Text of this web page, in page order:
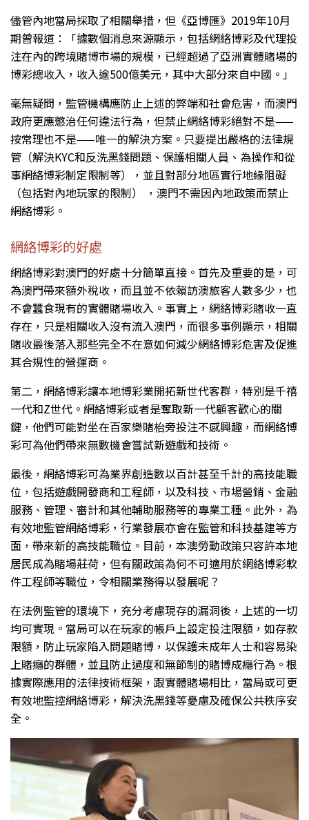
儘管內地當局採取了相關舉措，但《亞博匯》2019年10月
期曾報道：「據數個消息來源顯示，包括網絡博彩及代理投
注在內的跨境賭博市場的規模，已經超過了亞洲實體賭場的
博彩總收入，收入逾500億美元，其中大部分來自中國。」
毫無疑問，監管機構應防止上述的弊端和社會危害，而澳門
政府更應懲治任何違法行為，但禁止網絡博彩絕對不是——
按常理也不是——唯一的解決方案。只要提出嚴格的法律規
管（解決KYC和反洗黑錢問題、保護相關人員、為操作和從
事網絡博彩制定限制等），並且對部分地區實行地緣阻礙
（包括對內地玩家的限制） ，澳門不需因內地政策而禁止
網絡博彩。
網絡博彩的好處
網絡博彩對澳門的好處十分簡單直接。首先及重要的是，可
為澳門帶來額外稅收，而且並不依賴訪澳旅客人數多少，也
不會蠶食現有的實體賭場收入。事實上，網絡博彩賭收一直
存在，只是相關收入沒有流入澳門，而很多事例顯示，相關
賭收最後落入那些完全不在意如何減少網絡博彩危害及促進
其合規性的營運商。
第二，網絡博彩讓本地博彩業開拓新世代客群，特別是千禧
一代和Z世代。網絡博彩或者是奪取新一代顧客歡心的關
鍵，他們可能對坐在百家樂賭枱旁投注不感興趣，而網絡博
彩可為他們帶來無數機會嘗試新遊戲和技術。
最後，網絡博彩可為業界創造數以百計甚至千計的高技能職
位，包括遊戲開發商和工程師，以及科技、市場營銷、金融
服務、管理、審計和其他輔助服務等的專業工種。此外，為
有效地監管網絡博彩，行業發展亦會在監管和科技基建等方
面，帶來新的高技能職位。目前，本澳勞動政策只容許本地
居民成為賭場莊荷，但有關政策為何不可適用於網絡博彩軟
件工程師等職位，令相關業務得以發展呢？
在法例監管的環境下，充分考慮現存的漏洞後，上述的一切
均可實現。當局可以在玩家的帳戶上設定投注限額，如存款
限額，防止玩家陷入問題賭博，以保護未成年人士和容易染
上賭癮的群體，並且防止過度和無節制的賭博成癮行為。根
據實際應用的法律技術框架，跟實體賭場相比，當局或可更
有效地監控網絡博彩，解決洗黑錢等憂慮及確保公共秩序安
全。